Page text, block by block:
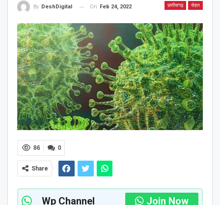
छत्तीसगढ़ सेहत
By DeshDigital On Feb 24, 2022
0
86
Share
Wp Channel Join Now